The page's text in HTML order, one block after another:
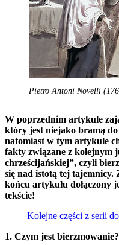
Pietro Antoni Novelli
W poprzednim artykule
który jest niejako bramą do
natomiast w tym artykule
fakty związane z kolejnym
chrześcijańskiej”, czyli
się nad istotą tej
końcu artykułu dołączony
tekście!
Kolejne części z serii
1. Czym jest bierzmowanie?